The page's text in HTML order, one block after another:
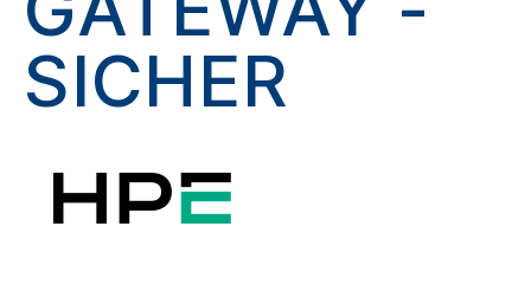
SICHER